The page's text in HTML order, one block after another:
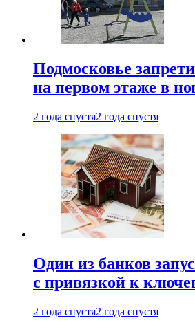
Подмосковье
на первом этаже в
2 года спустя2 года спустя
Один из банков
с привязкой к
2 года спустя2 года спустя